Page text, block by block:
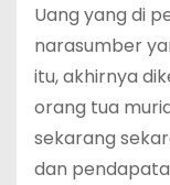
Uang yang di
narasumber
itu, akhirnya
orang tua
sekarang
dan